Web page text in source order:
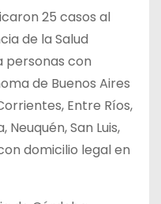
25 casos al
de la Salud
personas con
de Buenos Aires
Entre Ríos,
Neuquén, San Luis,
domicilio legal en